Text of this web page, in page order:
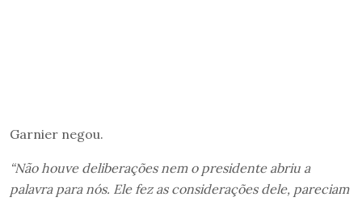
Garnier negou.
“Não houve deliberações nem o presidente abriu a
palavra para nós. Ele fez as considerações dele, pareciam